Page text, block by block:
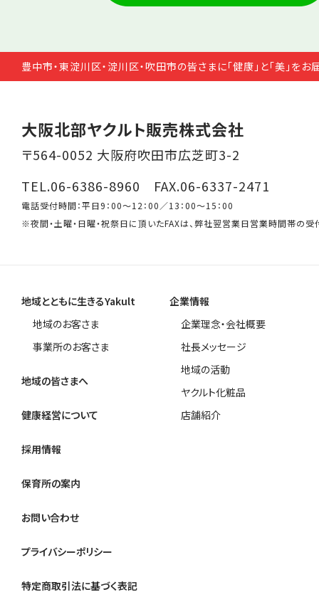
豊中市・東淀川区・淀川区・吹田市の皆さまに「健康」と「美」をお
大阪北部ヤクルト販売株式会社
〒564-0052 大阪府吹田市広芝町3-2
TEL.06-6386-8960 FAX.06-6337-2471
電話受付時間：平日9：00～12：00／13：00～15：00
※夜間・土曜・日曜・祝祭日に頂いたFAXは、弊社翌営業日営業時間帯の受
地域とともに生きるYakult
地域のお客さま
事業所のお客さま
地域の皆さまへ
健康経営について
企業情報
企業理念・会社概要
社長メッセージ
地域の活動
ヤクルト化粧品
店舗紹介
採用情報
保育所の案内
お問い合わせ
プライバシーポリシー
特定商取引法に基づく表記